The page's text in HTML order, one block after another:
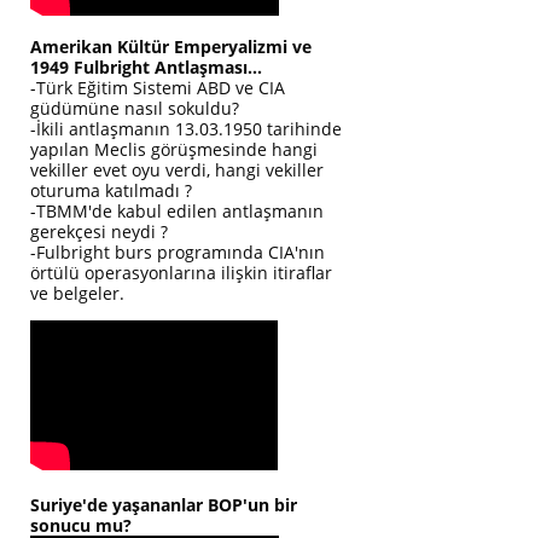
Amerikan Kültür Emperyalizmi ve
1949 Fulbright Antlaşması...
-Türk Eğitim Sistemi ABD ve CIA
güdümüne nasıl sokuldu?
-İkili antlaşmanın 13.03.1950 tarihinde
yapılan Meclis görüşmesinde hangi
vekiller evet oyu verdi, hangi vekiller
oturuma katılmadı ?
-TBMM'de kabul edilen antlaşmanın
gerekçesi neydi ?
-Fulbright burs programında CIA'nın
örtülü operasyonlarına ilişkin itiraflar
ve belgeler.
Suriye'de yaşananlar BOP'un bir
sonucu mu?